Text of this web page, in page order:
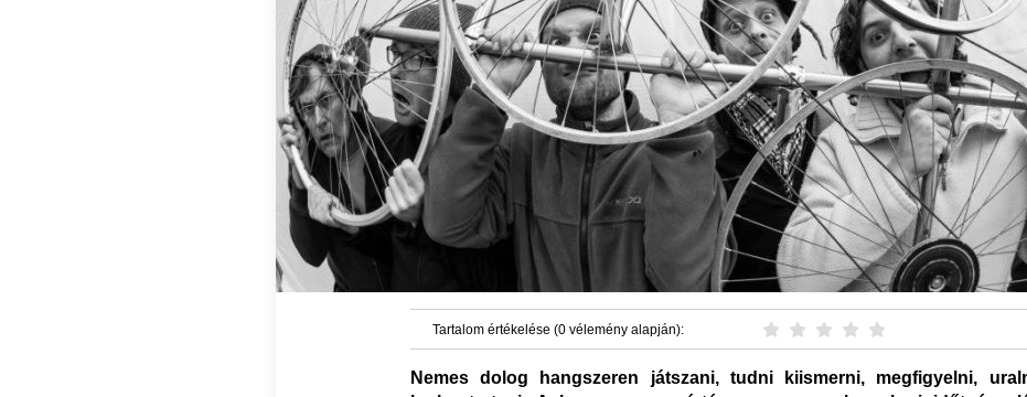
Tartalom értékelése (0 vélemény alapján):
Nemes dolog hangszeren játszani, tudni kiismerni, megfigyelni,